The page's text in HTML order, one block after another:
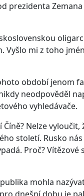
prezidenta
Vyšlo mi z toho
období jenom
neodpověděl
vyhledávače.
Nelze vyloučit,
století. Rusko
Proč? Vítězové
mohla